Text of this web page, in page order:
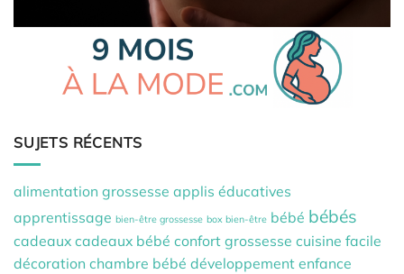
SUJETS RÉCENTS
alimentation grossesse applis éducatives
apprentissage bien-être grossesse box bien-être bébé bébés
cadeaux cadeaux bébé confort grossesse cuisine facile
décoration chambre bébé développement enfance